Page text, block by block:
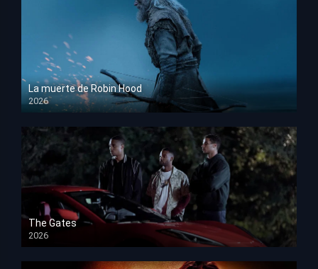
La muerte de Robin Hood
2026
HD 1080p
The Gates
2026
HD 1080p